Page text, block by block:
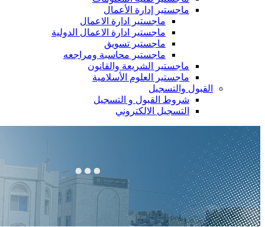
ماجستير إدارة الأعمال
ماجستير ادارة الاعمال
ماجستير ادارة الاعمال الدولية
ماجستير تسويق
ماجستير محاسبة ومراجعه
ماجستير الشريعة والقانون
ماجستير العلوم الأسلامية
القبول والتسجيل
شروط القبول و التسجيل
التسجيل الالكتروني